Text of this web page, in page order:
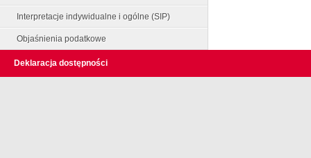
Interpretacje indywidualne i ogólne (SIP)
Objaśnienia podatkowe
Deklaracja dostępności